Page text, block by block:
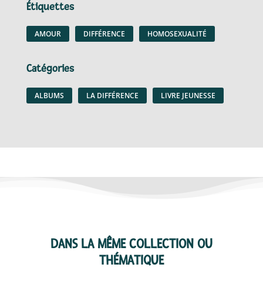
Étiquettes
AMOUR DIFFÉRENCE HOMOSEXUALITÉ
Catégories
ALBUMS LA DIFFÉRENCE LIVRE JEUNESSE
DANS LA MÊME COLLECTION OU
THÉMATIQUE